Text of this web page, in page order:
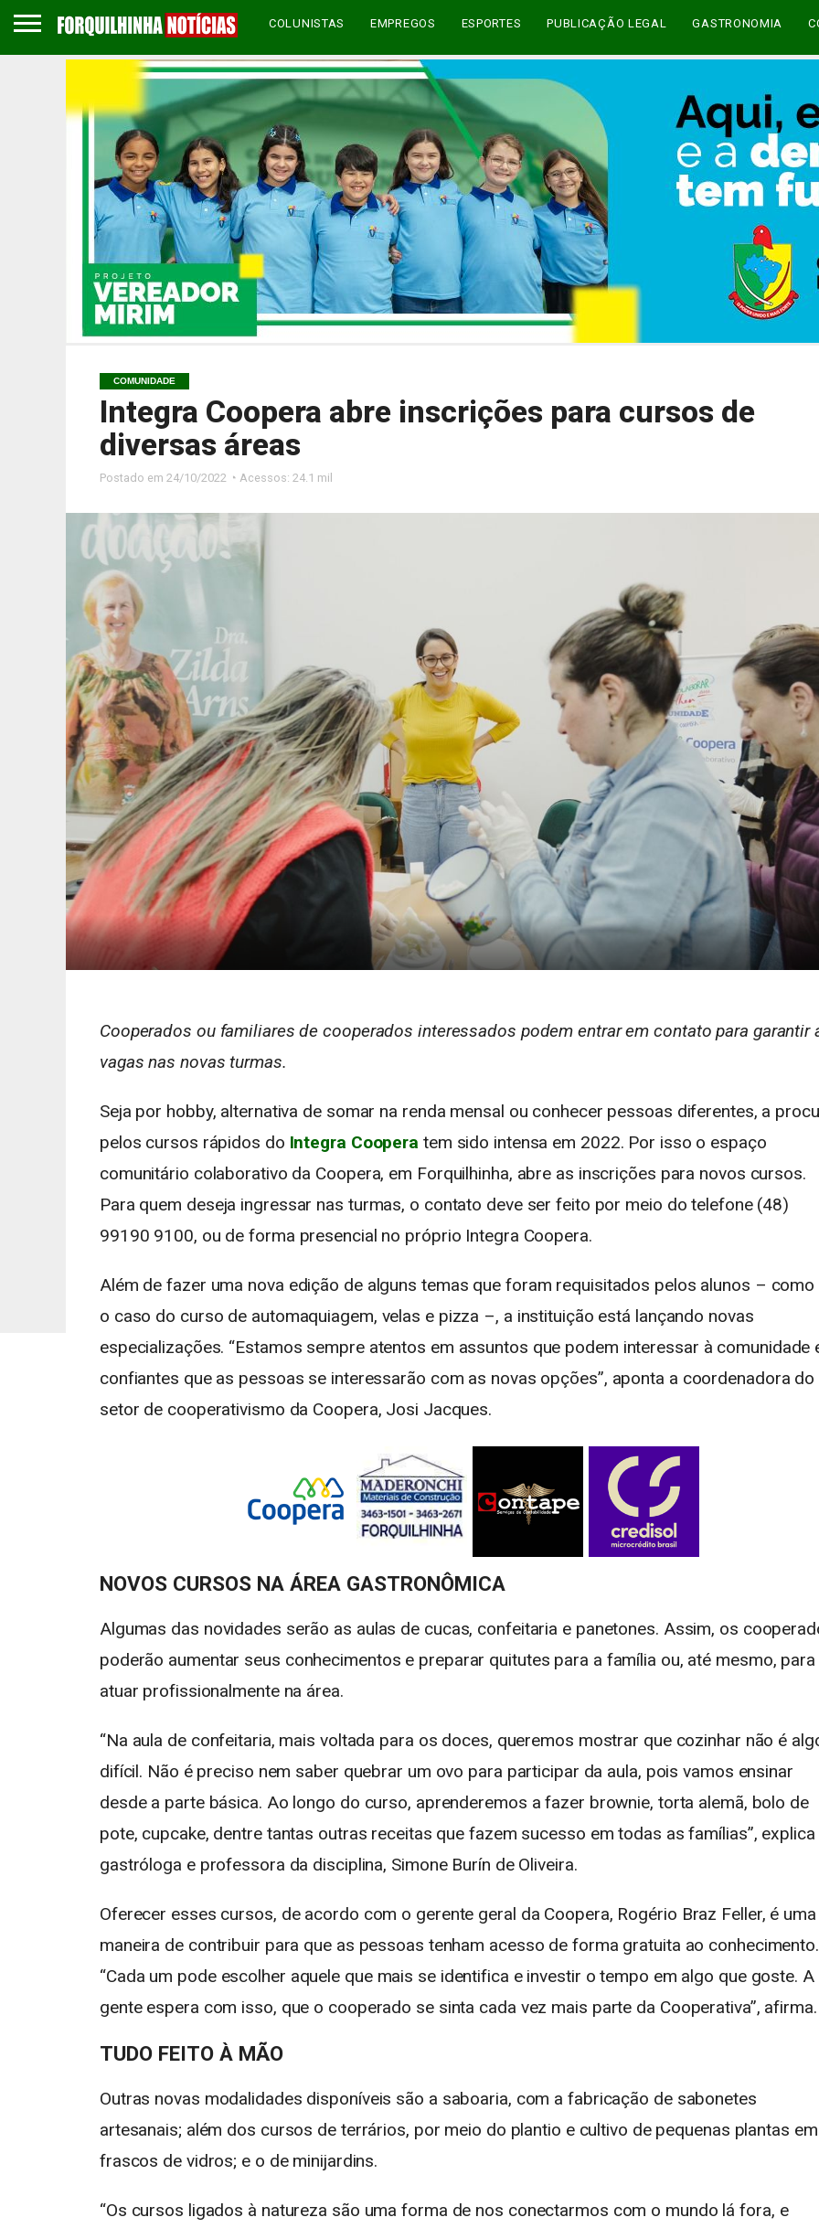
COLUNISTAS EMPREGOS ESPORTES PUBLICAÇÃO LEGAL GASTRONOMIA
COMUNIDADE
Integra Coopera abre inscrições para cursos de
diversas áreas
Postado em 24/10/2022 ◔ Acessos: 24.1 mil
Cooperados ou familiares de cooperados interessados podem entrar em contato para garantir
vagas nas novas turmas.
Seja por hobby, alternativa de somar na renda mensal ou conhecer pessoas diferentes, a
pelos cursos rápidos do Integra Coopera tem sido intensa em 2022. Por isso o espaço
comunitário colaborativo da Coopera, em Forquilhinha, abre as inscrições para novos cursos.
Para quem deseja ingressar nas turmas, o contato deve ser feito por meio do telefone (48)
99190 9100, ou de forma presencial no próprio Integra Coopera.
Além de fazer uma nova edição de alguns temas que foram requisitados pelos alunos – como
o caso do curso de automaquiagem, velas e pizza –, a instituição está lançando novas
especializações. “Estamos sempre atentos em assuntos que podem interessar à comunidade
confiantes que as pessoas se interessarão com as novas opções”, aponta a coordenadora do
setor de cooperativismo da Coopera, Josi Jacques.
NOVOS CURSOS NA ÁREA GASTRONÔMICA
Algumas das novidades serão as aulas de cucas, confeitaria e panetones. Assim, os
poderão aumentar seus conhecimentos e preparar quitutes para a família ou, até mesmo, para
atuar profissionalmente na área.
“Na aula de confeitaria, mais voltada para os doces, queremos mostrar que cozinhar não é
difícil. Não é preciso nem saber quebrar um ovo para participar da aula, pois vamos ensinar
desde a parte básica. Ao longo do curso, aprenderemos a fazer brownie, torta alemã, bolo de
pote, cupcake, dentre tantas outras receitas que fazem sucesso em todas as famílias”, explica
gastróloga e professora da disciplina, Simone Burín de Oliveira.
Oferecer esses cursos, de acordo com o gerente geral da Coopera, Rogério Braz Feller, é uma
maneira de contribuir para que as pessoas tenham acesso de forma gratuita ao conhecimento.
“Cada um pode escolher aquele que mais se identifica e investir o tempo em algo que goste. A
gente espera com isso, que o cooperado se sinta cada vez mais parte da Cooperativa”, afirma.
TUDO FEITO À MÃO
Outras novas modalidades disponíveis são a saboaria, com a fabricação de sabonetes
artesanais; além dos cursos de terrários, por meio do plantio e cultivo de pequenas plantas em
frascos de vidros; e o de minijardins.
“Os cursos ligados à natureza são uma forma de nos conectarmos com o mundo lá fora, e